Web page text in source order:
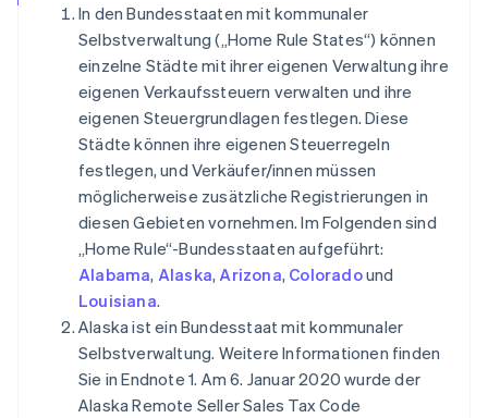
In den Bundesstaaten mit kommunaler
Selbstverwaltung („Home Rule States“) können
einzelne Städte mit ihrer eigenen Verwaltung ihre
eigenen Verkaufssteuern verwalten und ihre
eigenen Steuergrundlagen festlegen. Diese
Städte können ihre eigenen Steuerregeln
festlegen, und Verkäufer/innen müssen
möglicherweise zusätzliche Registrierungen in
diesen Gebieten vornehmen. Im Folgenden sind
„Home Rule“-Bundesstaaten aufgeführt:
Alabama, Alaska, Arizona, Coloradound
Louisiana.
Alaska ist ein Bundesstaat mit kommunaler
Selbstverwaltung. Weitere Informationen finden
Sie in Endnote 1. Am 6. Januar 2020 wurde der
Alaska Remote Seller Sales Tax Code